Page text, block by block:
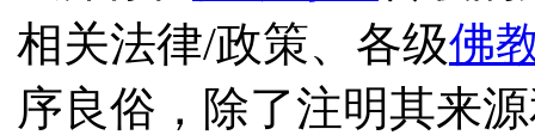
相关法律/政策、各级佛
序良俗，除了注明其来